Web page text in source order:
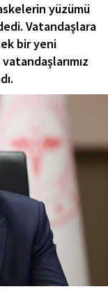
yüzümü
Vatandaşlara
bir yeni